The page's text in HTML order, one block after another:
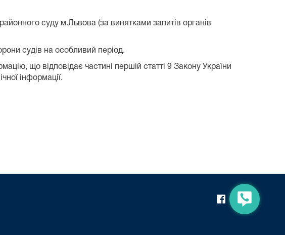
суду м.Львова (за винятками запитів органів
судів на особливий період.
що відповідає частині першій статті 9 Закону України
інформації.